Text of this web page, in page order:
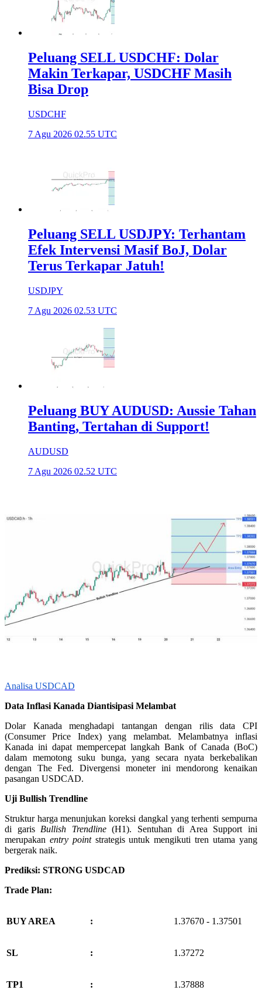
Peluang SELL USDCHF: Dolar
Makin Terkapar, USDCHF Masih
Bisa Drop
USDCHF
7 Agu 2026 02.55 UTC
Peluang SELL USDJPY: Terhantam
Efek Intervensi Masif BoJ, Dolar
Terus Terkapar Jatuh!
USDJPY
7 Agu 2026 02.53 UTC
Peluang BUY AUDUSD: Aussie Tahan
Banting, Tertahan di Support!
AUDUSD
7 Agu 2026 02.52 UTC
Analisa USDCAD
Data Inflasi Kanada Diantisipasi Melambat
Dolar Kanada menghadapi tantangan dengan rilis data CPI
(Consumer Price Index) yang melambat. Melambatnya inflasi
Kanada ini dapat mempercepat langkah Bank of Canada (BoC)
dalam memotong suku bunga, yang secara nyata berkebalikan
dengan The Fed. Divergensi moneter ini mendorong kenaikan
pasangan USDCAD.
Uji Bullish Trendline
Struktur harga menunjukan koreksi dangkal yang terhenti sempurna
di garis Bullish Trendline (H1). Sentuhan di Area Support ini
merupakan entry point strategis untuk mengikuti tren utama yang
bergerak naik.
Prediksi: STRONG USDCAD
Trade Plan:
BUY AREA : 1.37670 - 1.37501
SL : 1.37272
TP1 : 1.37888